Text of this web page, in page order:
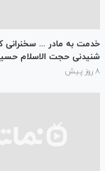
خدمت به مادر ... سخنرانی
شنیدنی حجت الاسلام
۸ روز پیش